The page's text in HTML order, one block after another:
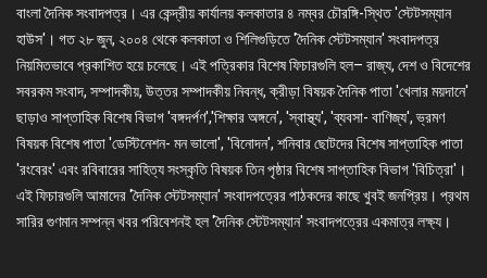
বাংলা দৈনিক সংবাদপত্র। এর কেন্দ্রীয় কার্যালয় কলকাতার ৪ নম্বর চৌরঙ্গি-স্থিত 'স্টেটসম্যান
হাউস'। গত ২৮ জুন, ২০০৪ থেকে কলকাতা ও শিলিগুড়িতে 'দৈনিক স্টেটসম্যান' সংবাদপত্র
নিয়মিতভাবে প্রকাশিত হয়ে চলেছে। এই পত্রিকার বিশেষ ফিচারগুলি হল– রাজ্য, দেশ ও বিদেশের
সবরকম সংবাদ, সম্পাদকীয়, উত্তর সম্পাদকীয় নিবন্ধ, ক্রীড়া বিষয়ক দৈনিক পাতা 'খেলার ময়দানে'
ছাড়াও সাপ্তাহিক বিশেষ বিভাগ 'বঙ্গদর্পণ','শিক্ষার অঙ্গনে', 'স্বাস্থ্য', 'ব্যবসা- বাণিজ্য', ভ্রমণ
বিষয়ক বিশেষ পাতা 'ডেস্টিনেশন- মন ভালো', 'বিনোদন', শনিবার ছোটদের বিশেষ সাপ্তাহিক পাতা
'রংবেরং' এবং রবিবারের সাহিত্য সংস্কৃতি বিষয়ক তিন পৃষ্ঠার বিশেষ সাপ্তাহিক বিভাগ 'বিচিত্রা'।
এই ফিচারগুলি আমাদের 'দৈনিক স্টেটসম্যান' সংবাদপত্রের পাঠকদের কাছে খুবই জনপ্রিয়। প্রথম
সারির গুণমান সম্পন্ন খবর পরিবেশনই হল 'দৈনিক স্টেটসম্যান' সংবাদপত্রের একমাত্র লক্ষ্য।